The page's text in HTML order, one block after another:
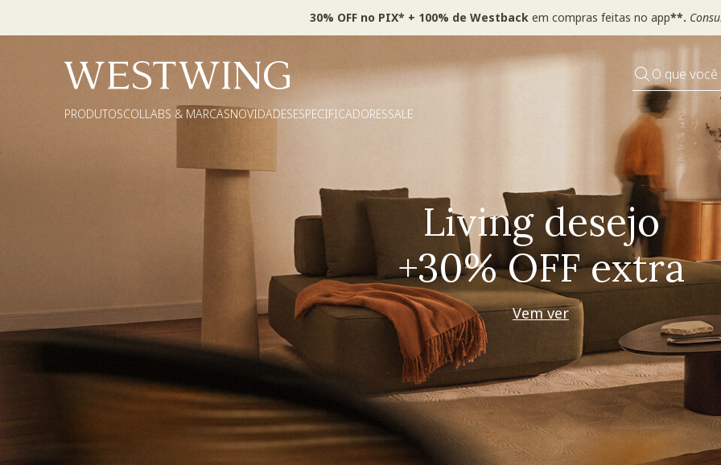
30% OFF no PIX* + 100% de Westback em compras feitas no app**.
O que
PRODUTOSCOLLABS & MARCASNOVIDADESESPECIFICADORESSALE
Pequenos rituais
Grandes mudanças
Decorar